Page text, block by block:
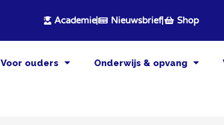
Academie Nieuwsbrief Shop
Voor ouders Onderwijs & opvang